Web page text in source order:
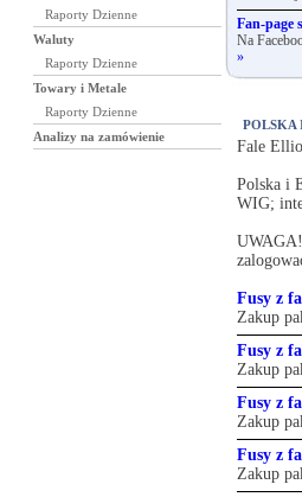
Raporty Dzienne
Waluty
Raporty Dzienne
Towary i Metale
Raporty Dzienne
Analizy na zamówienie
Fan-page
Na
»
POLSKA
Fale
Polska i
WIG;
Fusy z
Zakup
Fusy z
Zakup
Fusy z
Zakup
Fusy z
Zakup